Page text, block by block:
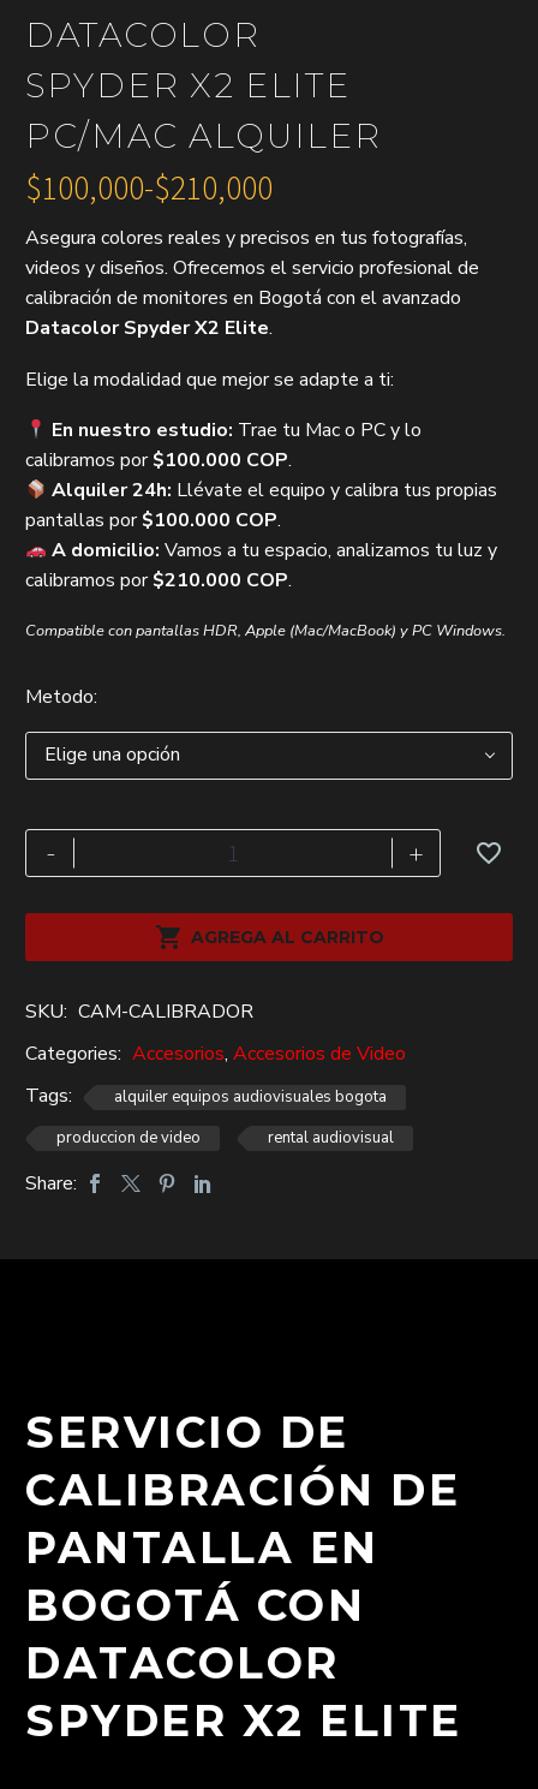
DATACOLOR
SPYDER X2 ELITE
PC/MAC ALQUILER
$100,000-$210,000
Rango
de
precios:
desde
hasta
$210,000
Asegura colores reales y precisos en tus fotografías,
videos y diseños. Ofrecemos el servicio profesional de
calibración de monitores en Bogotá con el avanzado
Datacolor Spyder X2 Elite.
Elige la modalidad que mejor se adapte a ti:
En nuestro estudio: Trae tu Mac o PC y lo
calibramos por$100.000 COP.
Alquiler 24h: Llévate el equipo y calibra tus propias
pantallas por$100.000 COP.
A domicilio: Vamos a tu espacio, analizamos tu luz y
calibramos por$210.000 COP.
Compatible con pantallas HDR, Apple (Mac/MacBook) y PC Windows.
Metodo
Elige una opción
-
Calibrador
de
Spyder
Elite
PC/MAC
alquiler
cantidad
+
 AGREGA AL CARRITO
SKU: CAM-CALIBRADOR
Categories: Accesorios, Accesorios de Video
Tags:
alquiler equipos audiovisuales bogota
produccion de video
rental audiovisual
Share:
SERVICIO DE
CALIBRACIÓN DE
PANTALLA EN
BOGOTÁ CON
DATACOLOR
SPYDER X2 ELITE